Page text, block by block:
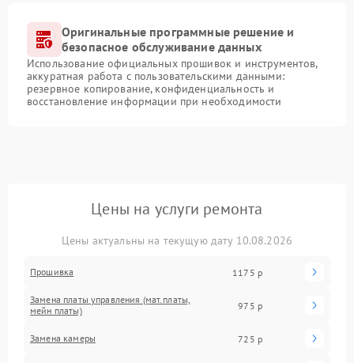
Оригинальные программные решение и
безопасное обслуживание данных
Использование официальных прошивок и инструментов,
аккуратная работа с пользовательскими данными:
резервное копирование, конфиденциальность и
восстановление информации при необходимости
Цены на услуги ремонта
Цены актуальны на текущую дату 10.08.2026
Прошивка 1175 р
Замена платы управления (мат.платы,
мейн платы)
975 р
Замена камеры 725 р